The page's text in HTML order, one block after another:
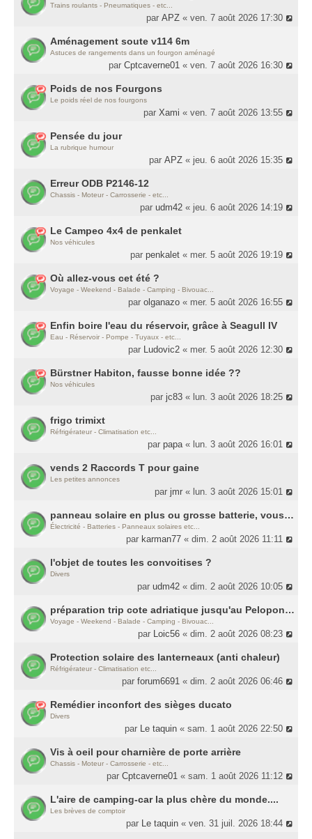
Trains roulants - Pneumatiques - etc...
parAPZ « ven. 7 août 2026 17:30
Aménagement soute v114 6m
Astuces de rangements dans un fourgon aménagé
parCptcaverne01 « ven. 7 août 2026 16:30
Poids de nos Fourgons
Le poids réel de nos fourgons
parXami « ven. 7 août 2026 13:55
Pensée du jour
La rubrique humour
parAPZ « jeu. 6 août 2026 15:35
Erreur ODB P2146-12
Chassis - Moteur - Carrosserie - etc...
parudm42 « jeu. 6 août 2026 14:19
Le Campeo 4x4 de penkalet
Nos véhicules
parpenkalet « mer. 5 août 2026 19:19
Où allez-vous cet été ?
Voyage - Weekend - Balade - Camping - Bivouac...
parolganazo « mer. 5 août 2026 16:55
Enfin boire l'eau du réservoir, grâce à Seagull IV
Eau - Réservoir - Pompe - Tuyaux - etc...
par Ludovic2 « mer. 5 août 2026 12:30
Bürstner Habiton, fausse bonne idée ??
Nos véhicules
par jc83 « lun. 3 août 2026 18:25
frigo trimixt
Réfrigérateur - Climatisation etc...
parpapa « lun. 3 août 2026 16:01
vends 2 Raccords T pour gaine
Les petites annonces
par jmr « lun. 3 août 2026 15:01
panneau solaire en plus ou grosse batterie, vous mettriez le budget où ?
Électricité - Batteries - Panneaux solaires etc...
par karman77 « dim. 2 août 2026 11:11
l'objet de toutes les convoitises ?
Divers
parudm42 « dim. 2 août 2026 10:05
préparation trip cote adriatique jusqu'au Peloponèse
Voyage - Weekend - Balade - Camping - Bivouac...
par Loic56 « dim. 2 août 2026 08:23
Protection solaire des lanterneaux (anti chaleur)
Réfrigérateur - Climatisation etc...
parforum6691 « dim. 2 août 2026 06:46
Remédier inconfort des sièges ducato
Divers
par Le taquin « sam. 1 août 2026 22:50
Vis à oeil pour charnière de porte arrière
Chassis - Moteur - Carrosserie - etc...
parCptcaverne01 « sam. 1 août 2026 11:12
L'aire de camping-car la plus chère du monde....
Les brèves de comptoir
par Le taquin « ven. 31 juil. 2026 18:44